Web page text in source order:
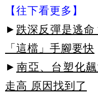
【往下看更多】
► 跌深反彈是逃
「這檔」手腳要快
► 南亞、台塑化
走高 原因找到了